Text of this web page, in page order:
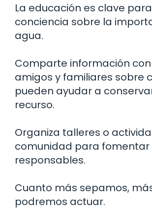
La educación es clave
conciencia sobre la
agua.
Comparte información
amigos y familiares sobre
pueden ayudar a
recurso.
Organiza talleres o
comunidad para
responsables.
Cuanto más sepamos,
podremos actuar.